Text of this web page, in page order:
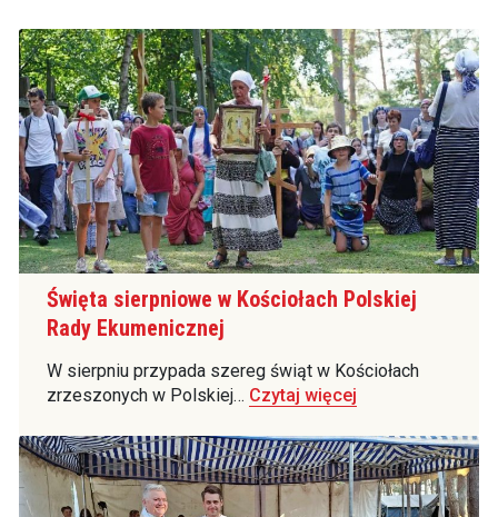
Święta sierpniowe w Kościołach Polskiej
Rady Ekumenicznej
W sierpniu przypada szereg świąt w Kościołach
zrzeszonych w Polskiej… Czytaj więcej